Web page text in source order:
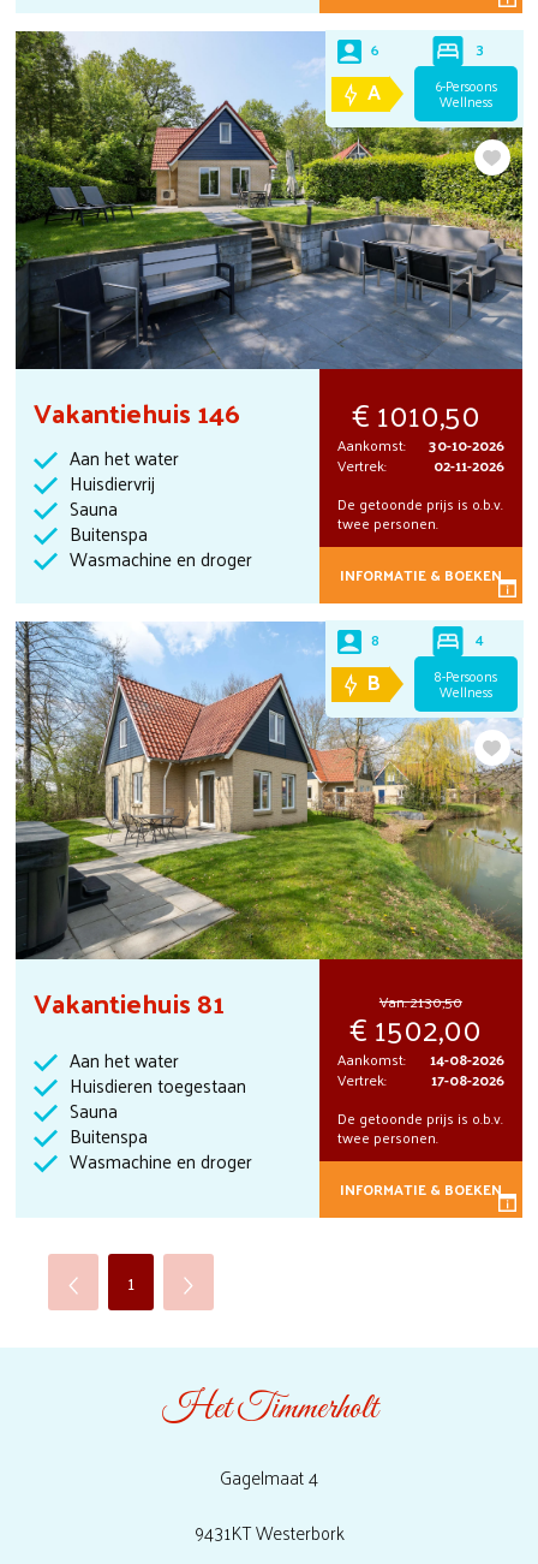
Vakantiehuis 146
Aan het water
Huisdiervrij
Sauna
Buitenspa
Wasmachine en droger
6 3
A 6-Persoons
Wellness
Aankomst: 30-10-2026
Vertrek: 02-11-2026
1010,50
De getoonde prijs is o.b.v.
twee personen.
INFORMATIE & BOEKEN
Vakantiehuis 81
Aan het water
Huisdieren toegestaan
Sauna
Buitenspa
Wasmachine en droger
8 4
B 8-Persoons
Wellness
Aankomst: 14-08-2026
Vertrek: 17-08-2026
Van:2130,50
1502,00
De getoonde prijs is o.b.v.
twee personen.
INFORMATIE & BOEKEN
1
Het Timmerholt
Gagelmaat 4
9431KT Westerbork